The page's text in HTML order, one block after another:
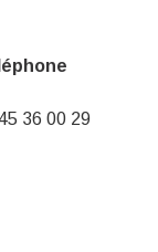
36 00 29